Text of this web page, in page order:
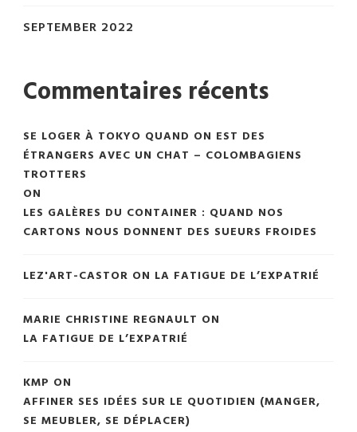
SEPTEMBER 2022
Commentaires récents
SE LOGER À TOKYO QUAND ON EST DES
ÉTRANGERS AVEC UN CHAT – COLOMBAGIENS
TROTTERS
ON
LES GALÈRES DU CONTAINER : QUAND NOS
CARTONS NOUS DONNENT DES SUEURS FROIDES
LEZ'ART-CASTOR ON LA FATIGUE DE L’EXPATRIÉ
MARIE CHRISTINE REGNAULT ON
LA FATIGUE DE L’EXPATRIÉ
KMP ON
AFFINER SES IDÉES SUR LE QUOTIDIEN (MANGER,
SE MEUBLER, SE DÉPLACER)